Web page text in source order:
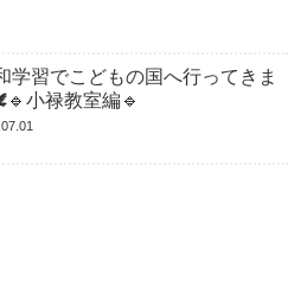
学習でこどもの国へ行ってきま
小禄教室編🔹